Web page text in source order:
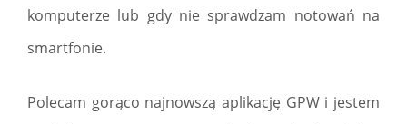
komputerze lub gdy nie sprawdzam notowań na
smartfonie.
Polecam gorąco najnowszą aplikację GPW i jestem